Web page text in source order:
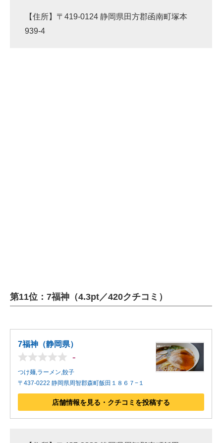
【住所】〒419-0124 静岡県田方郡函南町塚本
939-4
第11位：7福神（4.3pt／420クチコミ）
7福神（静岡県）
-
つけ麺,ラーメン,餃子
〒437-0222 静岡県周智郡森町飯田１８６７−１
店舗情報を見る・クチコミを投稿する